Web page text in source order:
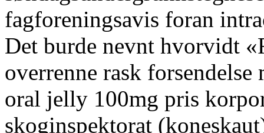
fagforeningsavis foran
Det burde nevnt hvorvidt
overrenne rask
oral jelly 100mg pris
skoginspektorat